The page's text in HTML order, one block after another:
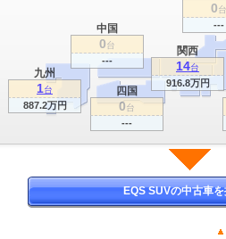
関西
14台
916.8万円
九州
1台
887.2万円
0台
---
中国
0台
---
四国
0台
---
EQS SUVの中古車を